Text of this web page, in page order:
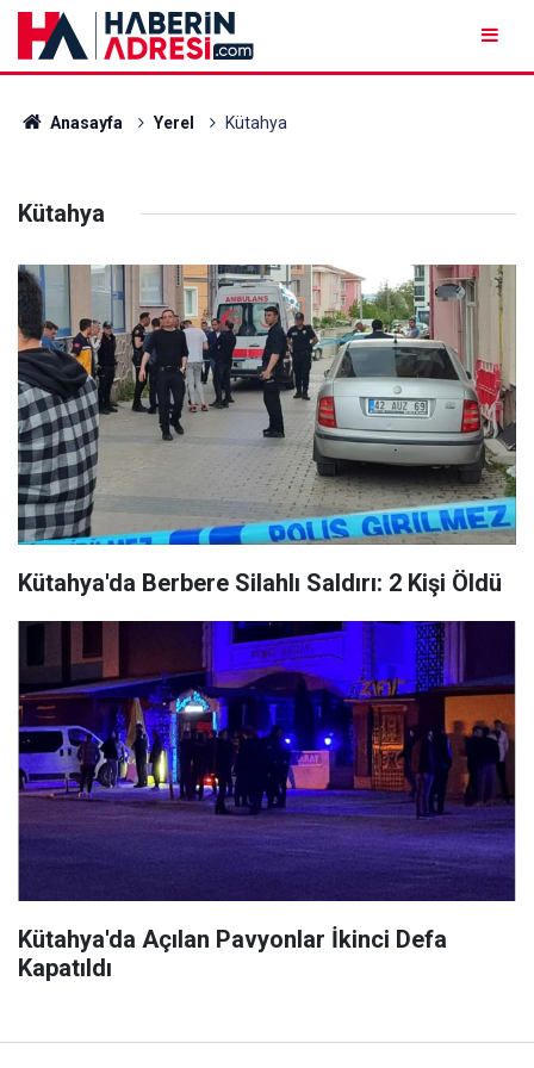
Anasayfa Yerel Kütahya
Kütahya
Kütahya'da Berbere Silahlı Saldırı: 2 Kişi Öldü
Kütahya'da Açılan Pavyonlar İkinci Defa
Kapatıldı